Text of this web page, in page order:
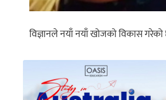
विज्ञानले नयाँ नयाँ खोजको विकास